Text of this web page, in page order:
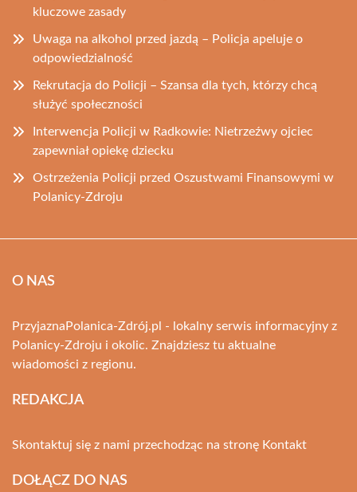
kluczowe zasady
Uwaga na alkohol przed jazdą – Policja apeluje o
odpowiedzialność
Rekrutacja do Policji – Szansa dla tych, którzy chcą
służyć społeczności
Interwencja Policji w Radkowie: Nietrzeźwy ojciec
zapewniał opiekę dziecku
Ostrzeżenia Policji przed Oszustwami Finansowymi w
Polanicy-Zdroju
O NAS
PrzyjaznaPolanica-Zdrój.pl - lokalny serwis informacyjny z
Polanicy-Zdroju i okolic. Znajdziesz tu aktualne
wiadomości z regionu.
REDAKCJA
Skontaktuj się z nami przechodząc na stronę Kontakt
DOŁĄCZ DO NAS